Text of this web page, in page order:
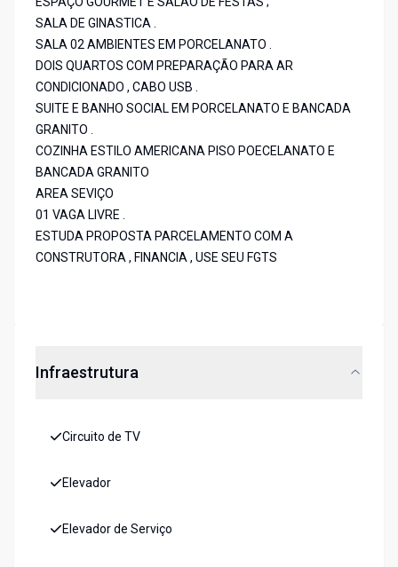
SALA DE GINASTICA .
SALA 02 AMBIENTES EM PORCELANATO .
DOIS QUARTOS COM PREPARAÇÃO PARA AR
CONDICIONADO , CABO USB .
SUITE E BANHO SOCIAL EM PORCELANATO E BANCADA
GRANITO .
COZINHA ESTILO AMERICANA PISO POECELANATO E
BANCADA GRANITO
AREA SEVIÇO
01 VAGA LIVRE .
ESTUDA PROPOSTA PARCELAMENTO COM A
CONSTRUTORA , FINANCIA , USE SEU FGTS
Infraestrutura
Circuito de TV
Elevador
Elevador de Serviço